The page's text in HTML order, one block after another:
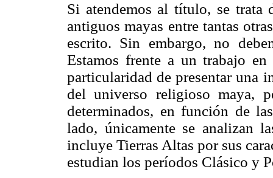
Si atendemos al título, se
antiguos mayas entre tantas
escrito. Sin embargo, no
Estamos frente a un trabajo
particularidad de presentar una
del universo religioso maya,
determinados, en función de
lado, únicamente se analizan
incluye Tierras Altas por sus
estudian los períodos Clásico y